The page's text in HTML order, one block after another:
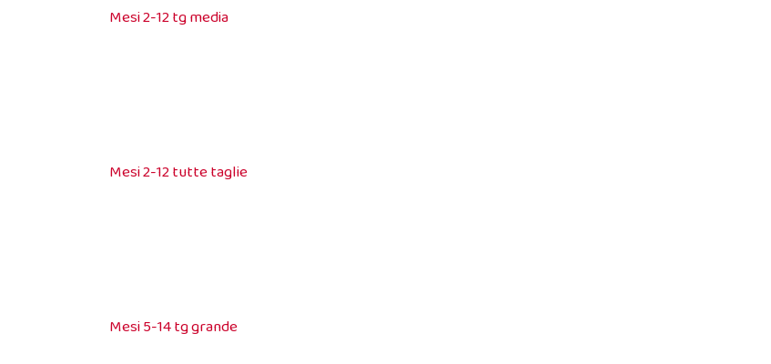
Mesi 2-12 tg media
Mesi 2-12 tutte taglie
Mesi 5-14 tg grande